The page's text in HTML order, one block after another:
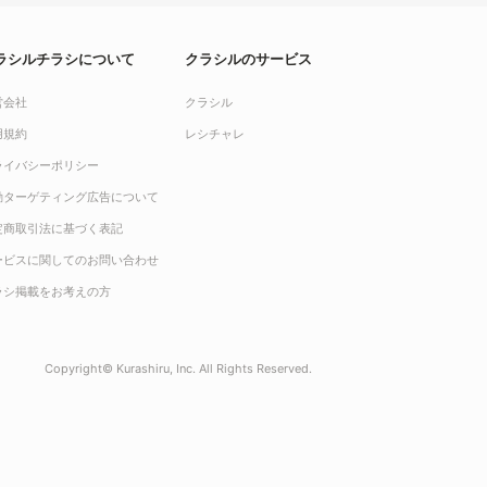
シルチラシについて
会社
規約
イバシーポリシー
ターゲティング広告について
商取引法に基づく表記
ビスに関してのお問い合わせ
シ掲載をお考えの方
クラシルのサービス
クラシル
レシチャレ
Copyright© Kurashiru, Inc. All Rights Reserved.